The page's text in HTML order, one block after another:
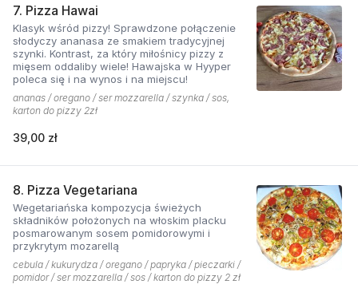
7. Pizza Hawai
Klasyk wśród pizzy! Sprawdzone połączenie
słodyczy ananasa ze smakiem tradycyjnej
szynki. Kontrast, za który miłośnicy pizzy z
mięsem oddaliby wiele! Hawajska w Hyyper
poleca się i na wynos i na miejscu!
ananas / oregano / ser mozzarella / szynka / sos,
karton do pizzy 2zł
39,00 zł
8. Pizza Vegetariana
Wegetariańska kompozycja świeżych
składników położonych na włoskim placku
posmarowanym sosem pomidorowymi i
przykrytym mozarellą
cebula / kukurydza / oregano / papryka / pieczarki /
pomidor / ser mozzarella / sos / karton do pizzy 2 zł